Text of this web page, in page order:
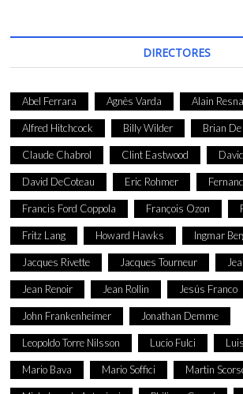
DIRECTORES
Abel Ferrara Agnès Varda Alain
Alfred Hitchcock Billy Wilder Brian
Claude Chabrol Clint Eastwood
David DeCoteau Eric Rohmer
Francis Ford Coppola François Ozon
Fritz Lang Howard Hawks Ingmar
Jacques Rivette Jacques Tourneur
Jean Renoir Jean Rollin Jesús Franco
John Frankenheimer Jonathan Demme
Leopoldo Torre Nilsson Lucio Fulci
Mario Bava Mario Soffici Martin